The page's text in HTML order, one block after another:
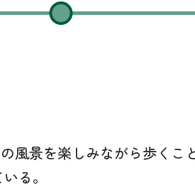
風景を楽しみながら歩くこ
る。